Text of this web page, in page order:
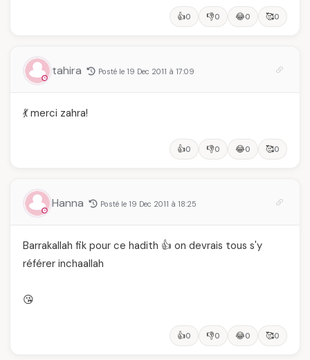
👍0 👎0 😂0 🥰0
tahira Posté le 19 Dec 2011 à 17:09
💃 merci zahra!
👍0 👎0 😂0 🥰0
Hanna Posté le 19 Dec 2011 à 18:25
Barrakallah fik pour ce hadith 👍 on devrais tous s'y
référer inchaallah
😘
👍0 👎0 😂0 🥰0